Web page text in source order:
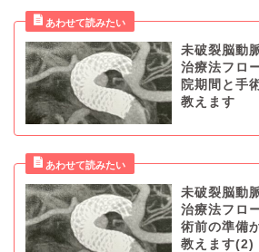
未破裂脳動
治療法フロ
院期間と手
教えます
未破裂脳動
治療法フロ
術前の準備
教えます(2)